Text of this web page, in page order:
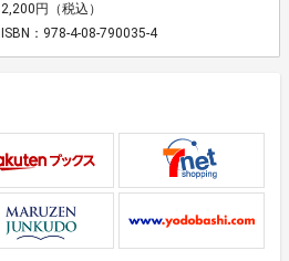
2,200円（税込）
ISBN：978-4-08-790035-4